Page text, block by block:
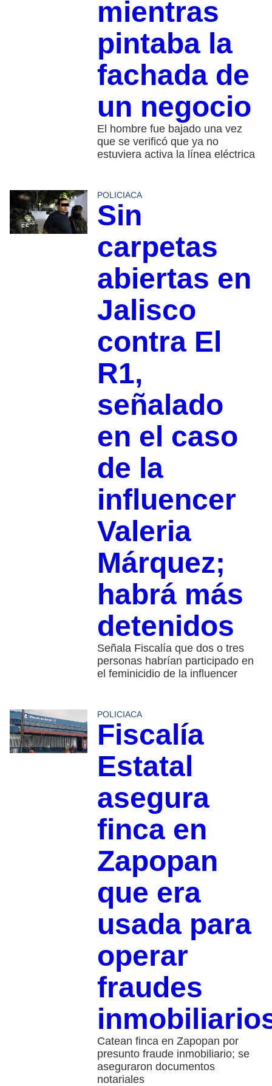
mientras
pintaba la
fachada de
un negocio
El hombre fue bajado una vez
que se verificó que ya no
estuviera activa la línea eléctrica
POLICIACA
Sin
carpetas
abiertas en
Jalisco
contra El
R1,
señalado
en el caso
de la
influencer
Valeria
Márquez;
habrá más
detenidos
Señala Fiscalía que dos o tres
personas habrían participado en
el feminicidio de la influencer
POLICIACA
Fiscalía
Estatal
asegura
finca en
Zapopan
que era
usada para
operar
fraudes
Catean finca en Zapopan por
presunto fraude inmobiliario; se
aseguraron documentos
notariales